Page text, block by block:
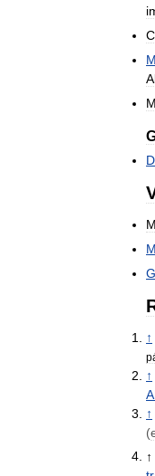
↑
↑
↑
(
↑